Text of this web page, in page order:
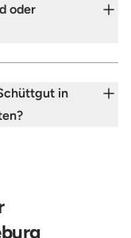
oder
in